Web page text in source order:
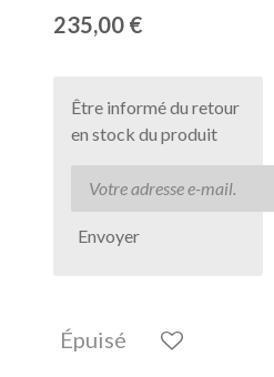
235,00 €
Être informé du retour
en stock du produit
Envoyer
Épuisé